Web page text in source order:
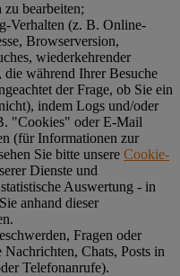
bearbeiten;
Verhalten (z. B. Online-
Browserversion,
wiederkehrender
während Ihrer Besuche
der Frage, ob Sie ein
indem Logs und/oder
"Cookies" oder E-Mail
(für Informationen zur
Sie bitte unsere Cookie-
Dienste und
Auswertung - in
anhand dieser
Fragen oder
Chats, Posts in
Telefonanrufe).